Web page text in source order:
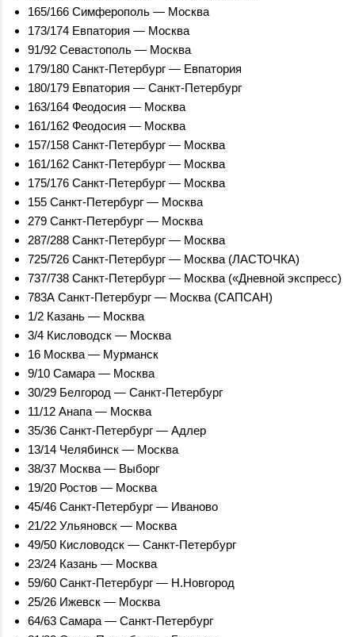
165/166 Симферополь — Москва
173/174 Евпатория — Москва
91/92 Севастополь — Москва
179/180 Санкт-Петербург — Евпатория
180/179 Евпатория — Санкт-Петербург
163/164 Феодосия — Москва
161/162 Феодосия — Москва
157/158 Санкт-Петербург — Москва
161/162 Санкт-Петербург — Москва
175/176 Санкт-Петербург — Москва
155 Санкт-Петербург — Москва
279 Санкт-Петербург — Москва
287/288 Санкт-Петербург — Москва
725/726 Санкт-Петербург — Москва (ЛАСТОЧКА)
737/738 Санкт-Петербург — Москва («Дневной экспресс)
783А Санкт-Петербург — Москва (САПСАН)
1/2 Казань — Москва
3/4 Кисловодск — Москва
16 Москва — Мурманск
9/10 Самара — Москва
30/29 Белгород — Санкт-Петербург
11/12 Анапа — Москва
35/36 Санкт-Петербург — Адлер
13/14 Челябинск — Москва
38/37 Москва — Выборг
19/20 Ростов — Москва
45/46 Санкт-Петербург — Иваново
21/22 Ульяновск — Москва
49/50 Кисловодск — Санкт-Петербург
23/24 Казань — Москва
59/60 Санкт-Петербург — Н.Новгород
25/26 Ижевск — Москва
64/63 Самара — Санкт-Петербург